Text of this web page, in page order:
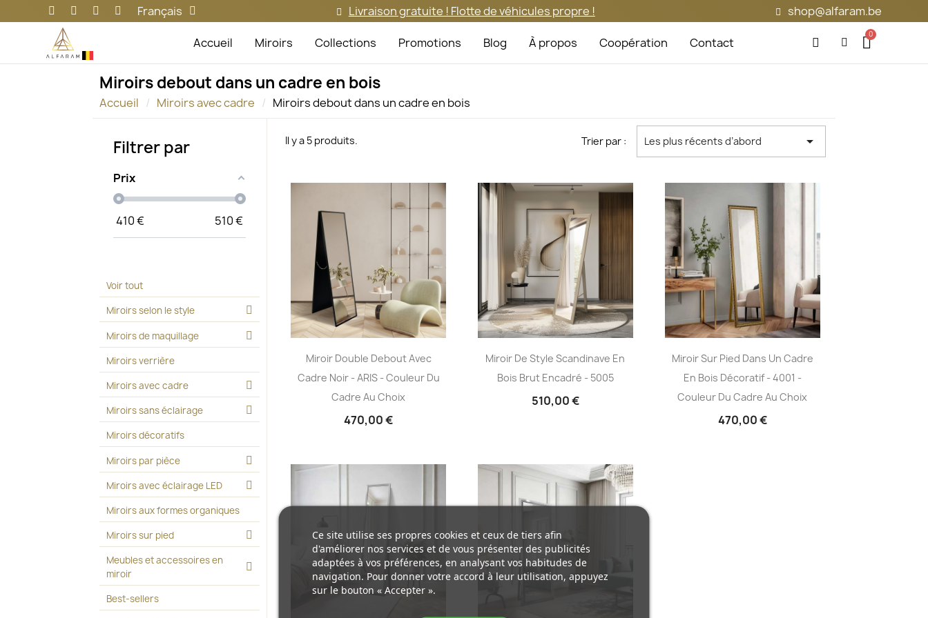
Français Livraison gratuite ! Flotte de véhicules propre ! shop@alfaram.be
Accueil Miroirs Collections Promotions Blog À propos Coopération Contact
Miroirs debout dans un cadre en bois
Accueil Miroirs avec cadre Miroirs debout dans un cadre en bois
Filtrer par
Prix
410€ 510€
Voir tout
Miroirs selon le style
Miroirs de maquillage
Miroirs verrière
Miroirs avec cadre
Miroirs sans éclairage
Miroirs décoratifs
Miroirs par pièce
Miroirs avec éclairage LED
Miroirs aux formes organiques
Miroirs sur pied
Meubles et accessoires en
miroir
Best-sellers
Il y a 5 produits. Trier par : Les plus récents d’abord 
Miroir Double Debout Avec
Cadre Noir - ARIS - Couleur Du
Cadre Au Choix
470,00 €
Miroir De Style Scandinave En
Bois Brut Encadré - 5005
510,00 €
Miroir Sur Pied Dans Un Cadre
En Bois Décoratif - 4001 -
Couleur Du Cadre Au Choix
470,00 €
Ce site utilise ses propres cookies et ceux de tiers afin
d'améliorer nos services et de vous présenter des publicités
adaptées à vos préférences, en analysant vos habitudes de
navigation. Pour donner votre accord à leur utilisation, appuyez
sur le bouton « Accepter ».